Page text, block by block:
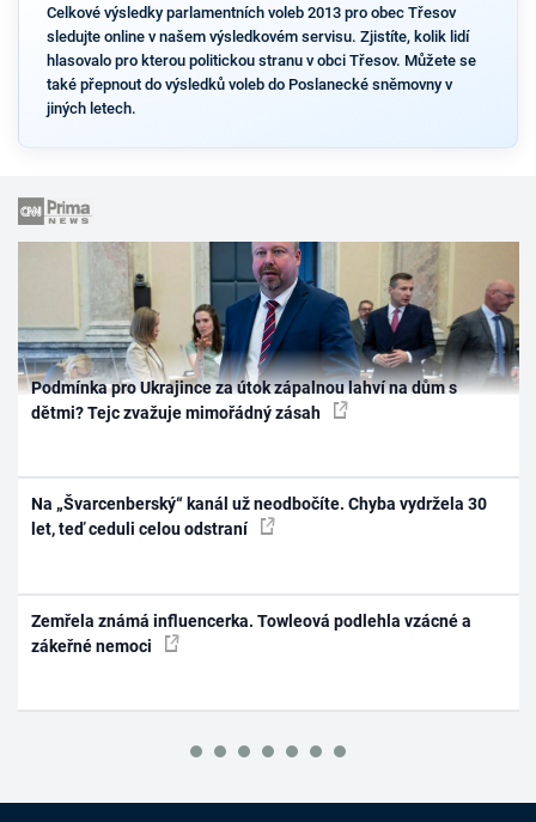
Celkové výsledky parlamentních voleb 2013 pro obec Třesov
sledujte online v našem výsledkovém servisu. Zjistíte, kolik lidí
hlasovalo pro kterou politickou stranu v obci Třesov. Můžete se
také přepnout do výsledků voleb do Poslanecké sněmovny v
jiných letech.
Podmínka pro Ukrajince za útok zápalnou lahví na dům s
dětmi? Tejc zvažuje mimořádný zásah
Na „Švarcenberský“ kanál už neodbočíte. Chyba vydržela 30
let, teď ceduli celou odstraní
Zemřela známá influencerka. Towleová podlehla vzácné a
zákeřné nemoci